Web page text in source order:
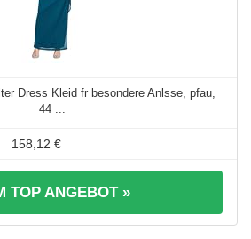
Dress Kleid fr besondere Anlsse, pfau,
44 ...
158,12 €
TOP ANGEBOT »